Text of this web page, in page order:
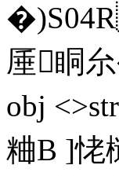
厜眮
obj
粬B ]恅